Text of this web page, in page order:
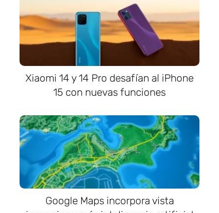
Xiaomi 14 y 14 Pro desafían al iPhone
15 con nuevas funciones
Google Maps incorpora vista